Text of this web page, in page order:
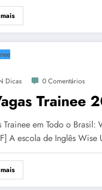
Dicas 0 Comentários
Trainee
Trainee em Todo o Brasil:
A escola de Inglês